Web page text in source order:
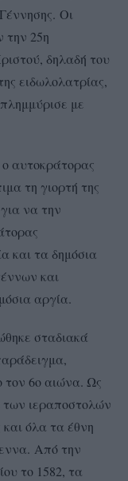
Οι
την 25η
δηλαδή του
ειδωλολατρίας,
με
ο αυτοκράτορας
τη γιορτή της
να την
και τα δημόσια
και
αργία.
σταδιακά
τον 6ο αιώνα. Ως
των ιεραποστολών
όλα τα έθνη
Από την
το 1582, τα